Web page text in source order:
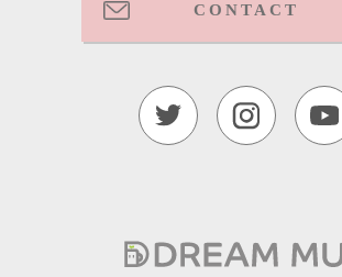
CONTACT